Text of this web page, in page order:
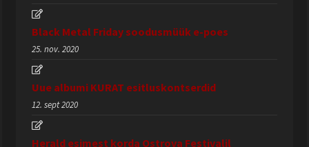
Black Metal Friday soodusmüük e-poes
25. nov. 2020
Uue albumi KURAT esitluskontserdid
12. sept 2020
Herald esimest korda Ostrova Festivalil